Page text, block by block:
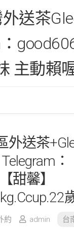
送茶
主動賴喔
外送茶
：
甜馨】
約 admin 台